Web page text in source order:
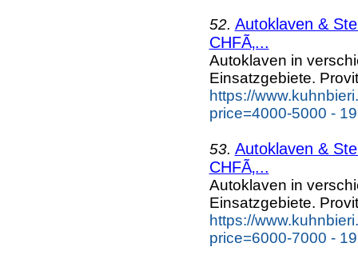
52. Autoklaven &
CHFÃ‚...
Autoklaven in
Einsatzgebiete.
https://
price=4000-5000 -
53. Autoklaven &
CHFÃ‚...
Autoklaven in
Einsatzgebiete.
https://
price=6000-7000 -